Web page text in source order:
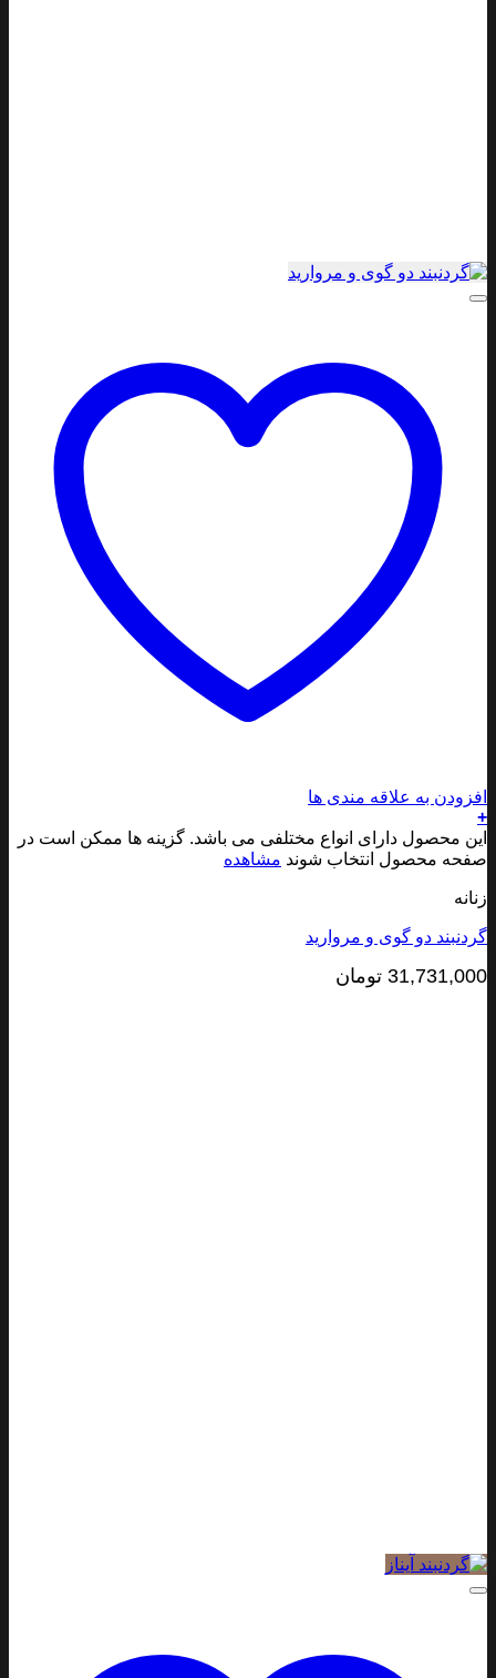
به علاقه مندی ها
محصول دارای انواع مختلفی می باشد. گزینه ها ممکن است در
محصول انتخاب شوندمشاهده
دو گوی و مروارید
تومان